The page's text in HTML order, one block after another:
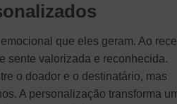
que eles geram. Ao
sente valorizada e reconhecida.
o doador e o destinatário, mas
A personalização transforma